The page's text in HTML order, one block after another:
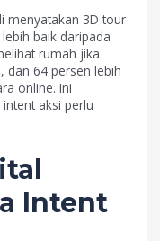
menyatakan 3D tour
baik daripada
rumah jika
dan 64 persen lebih
online. Ini
aksi perlu
Intent